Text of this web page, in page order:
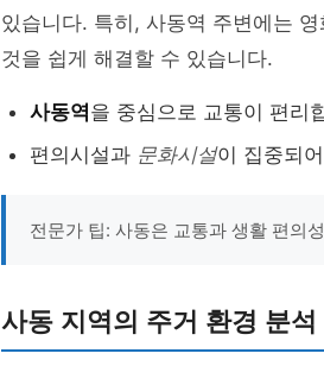
있습니다. 특히, 사동역 주변에는
것을 쉽게 해결할 수 있습니다.
사동역을 중심으로 교통이 편리
편의시설과 문화시설이 집중되
전문가 팁: 사동은 교통과 생활 편의
사동 지역의 주거 환경 분석